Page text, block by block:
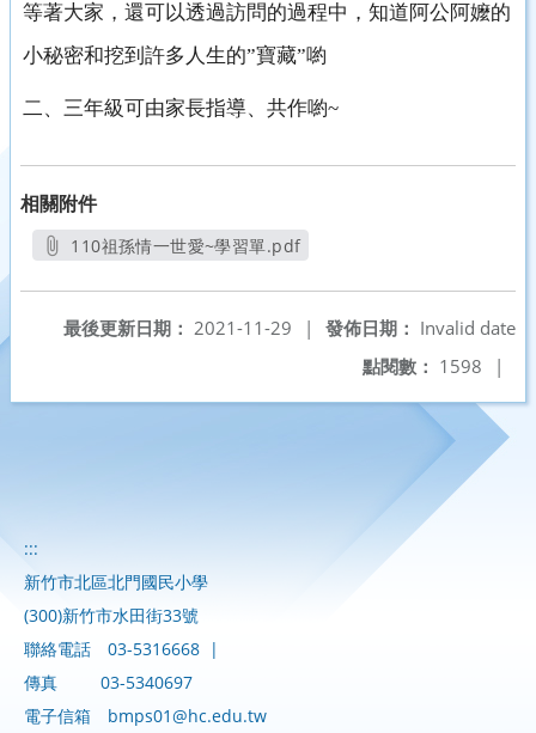
等著大家，還可以透過訪問的過程中，知道阿公阿嬤的
小秘密和挖到許多人生的”寶藏”喲
二、三年級可由家長指導、共作喲~
相關附件
110祖孫情一世愛~學習單.pdf
發佈日期： Invalid date
最後更新日期： 2021-11-29
|
點閱數： 1598 |
:::
新竹市北區北門國民小學
(300)新竹市水田街33號
聯絡電話
03-5316668 |
傳真
03-5340697
電子信箱
bmps01@hc.edu.tw